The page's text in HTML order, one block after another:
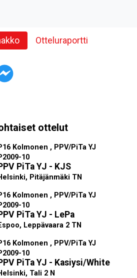
Otteluraportti
ottelut
Kolmonen , PPV/PiTa YJ
10
PiTa YJ - KJS
Pitäjänmäki TN
Kolmonen , PPV/PiTa YJ
10
PiTa YJ - LePa
Leppävaara 2 TN
Kolmonen , PPV/PiTa YJ
10
PiTa YJ - Kasiysi/White
Tali 2 N